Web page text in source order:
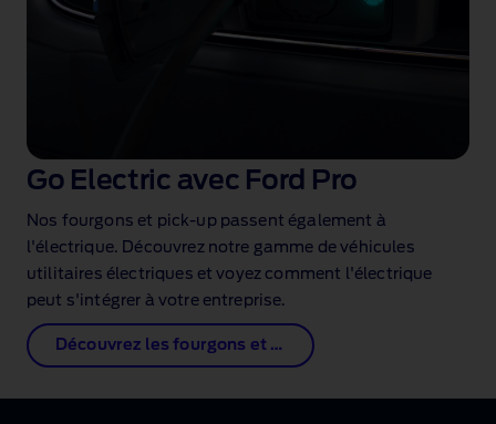
Go Electric avec Ford Pro
Nos fourgons et pick‑up passent également à
l'électrique. Découvrez notre gamme de véhicules
utilitaires électriques et voyez comment l'électrique
peut s'intégrer à votre entreprise.
Découvrez les fourgons et pick‑up